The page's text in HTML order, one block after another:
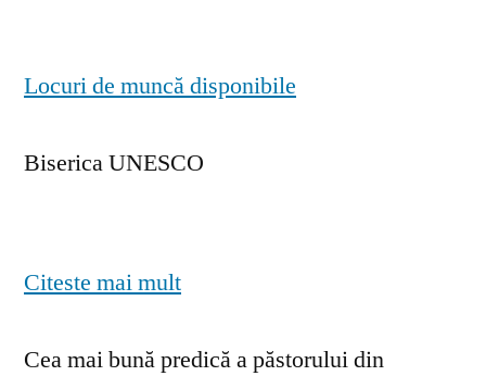
Locuri de muncă disponibile
Biserica UNESCO
Citeste mai mult
Cea mai bună predică a păstorului din